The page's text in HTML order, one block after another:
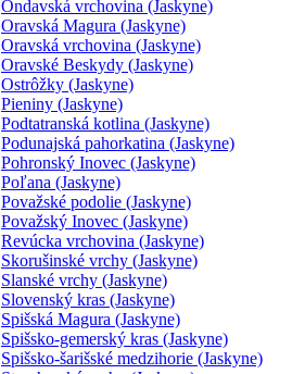
Ondavská vrchovina (Jaskyne)
Oravská Magura (Jaskyne)
Oravská vrchovina (Jaskyne)
Oravské Beskydy (Jaskyne)
Ostrôžky (Jaskyne)
Pieniny (Jaskyne)
Podtatranská kotlina (Jaskyne)
Podunajská pahorkatina (Jaskyne)
Pohronský Inovec (Jaskyne)
Poľana (Jaskyne)
Považské podolie (Jaskyne)
Považský Inovec (Jaskyne)
Revúcka vrchovina (Jaskyne)
Skorušinské vrchy (Jaskyne)
Slanské vrchy (Jaskyne)
Slovenský kras (Jaskyne)
Spišská Magura (Jaskyne)
Spišsko-gemerský kras (Jaskyne)
Spišsko-šarišské medzihorie (Jaskyne)